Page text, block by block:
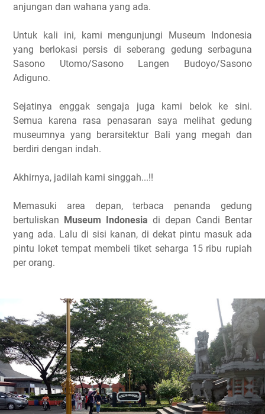
anjungan dan wahana yang ada.
Untuk kali ini, kami mengunjungi Museum Indonesia
yang berlokasi persis di seberang gedung serbaguna
Sasono Utomo/Sasono Langen Budoyo/Sasono
Adiguno.
Sejatinya enggak sengaja juga kami belok ke sini.
Semua karena rasa penasaran saya melihat gedung
museumnya yang berarsitektur Bali yang megah dan
berdiri dengan indah.
Akhirnya, jadilah kami singgah...!!
Memasuki area depan, terbaca penanda gedung
bertuliskan Museum Indonesia di depan Candi Bentar
yang ada. Lalu di sisi kanan, di dekat pintu masuk ada
pintu loket tempat membeli tiket seharga 15 ribu rupiah
per orang.